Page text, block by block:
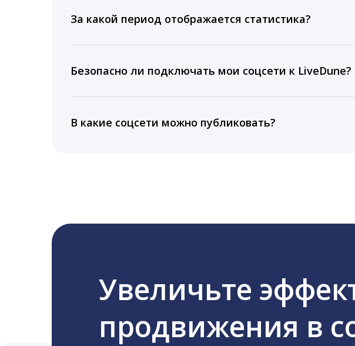
время для публикации, показываем лучшие посты и
За какой период отображается статистика?
подключении тарифа Блогер. При оплате тарифа Бизнес
5 лет.
Безопасно ли подключать мои соцсети к LiveDune?
информацию третьим лицам.
В какие соцсети можно публиковать?
Увеличьте
продвижения в